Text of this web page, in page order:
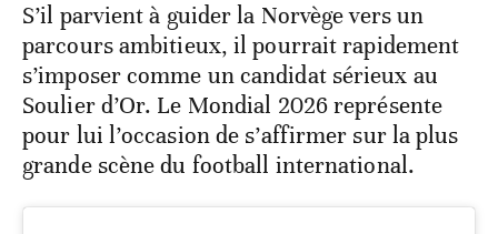
S’il parvient à guider la Norvège vers un
parcours ambitieux, il pourrait rapidement
s’imposer comme un candidat sérieux au
Soulier d’Or. Le Mondial 2026 représente
pour lui l’occasion de s’affirmer sur la plus
grande scène du football international.